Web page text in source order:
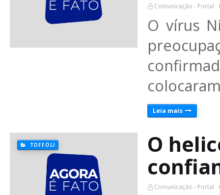
Comunicação - Portal
O vírus
Leia mais
TOFFOLI
O
Comunicação - Portal